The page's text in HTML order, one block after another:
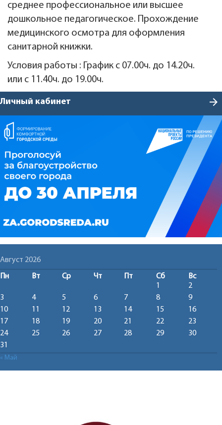
среднее профессиональное или высшее
дошкольное педагогическое. Прохождение
медицинского осмотра для оформления
санитарной книжки.
Условия работы : График с 07.00ч. до 14.20ч.
или с 11.40ч. до 19.00ч.
Личный кабинет arrow_forward
Август 2026
Пн Вт Ср Чт Пт Сб
Вс
1
2
3
4 5 6 7 8
9
10
11 12 13 14 15
16
17
18 19 20 21 22
23
24
25 26 27 28 29
30
31
« Май